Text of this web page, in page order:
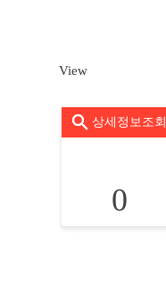
View
상세정보조회
0